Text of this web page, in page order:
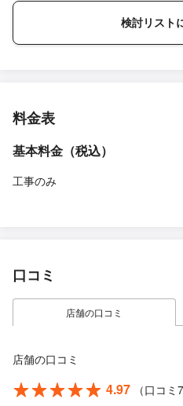
検討リスト
料金表
基本料金（税込）
工事のみ
口コミ
店舗の口コミ
店舗の口コミ
4.97
（口コミ